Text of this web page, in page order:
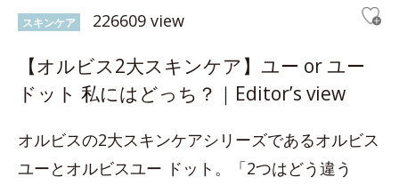
スキンケア 226609 view
【オルビス2大スキンケア】ユー or ユー
ドット 私にはどっち？｜Editor’s view
オルビスの2大スキンケアシリーズであるオルビス
ユーとオルビスユー ドット。「2つはどう違う